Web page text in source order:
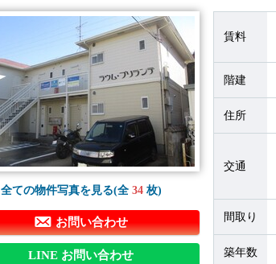
全ての物件写真を見る(全 34枚)
お問い合わせ
LINE お問い合わせ
賃料
階建
住所
交通
間取り
築年数